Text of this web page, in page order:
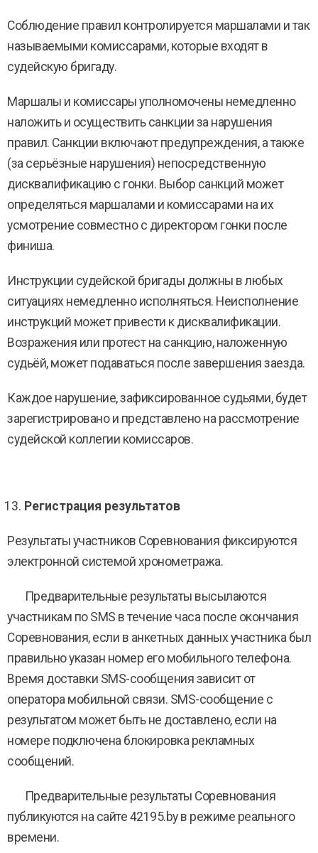
Соблюдение правил контролируется маршалами и так
называемыми комиссарами, которые входят в
судейскую бригаду.
Маршалы и комиссары уполномочены немедленно
наложить и осуществить санкции за нарушения
правил. Санкции включают предупреждения, а также
(за серьёзные нарушения) непосредственную
дисквалификацию с гонки. Выбор санкций может
определяться маршалами и комиссарами на их
усмотрение совместно с директором гонки после
финиша.
Инструкции судейской бригады должны в любых
ситуациях немедленно исполняться. Неисполнение
инструкций может привести к дисквалификации.
Возражения или протест на санкцию, наложенную
судьёй, может подаваться после завершения заезда.
Каждое нарушение, зафиксированное судьями, будет
зарегистрировано и представлено на рассмотрение
судейской коллегии комиссаров.
Регистрация результатов
Результаты участников Соревнования фиксируются
электронной системой хронометража.
Предварительные результаты высылаются
участникам по SMS в течение часа после окончания
Соревнования, если в анкетных данных участника был
правильно указан номер его мобильного телефона.
Время доставки SMS-сообщения зависит от
оператора мобильной связи. SMS-сообщение с
результатом может быть не доставлено, если на
номере подключена блокировка рекламных
сообщений.
Предварительные результаты Соревнования
публикуются на сайте 42195.by в режиме реального
времени.